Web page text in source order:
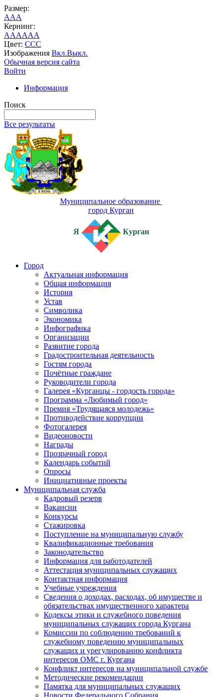
Размер:
AAA
Кернинг:
AAAAAA
Цвет: CCC
Изображения Вкл.Выкл.
Обычная версия сайта
Войти
Информация
Поиск
Все результаты
Муниципальное образование
город Курган
Я Курган
Город
Актуальная информация
Общая информация
История
Устав
Символика
Экономика
Инфографика
Организации
Развитие города
Градостроительная деятельность
Гостям города
Почётные граждане
Руководители города
Галерея «Курганцы - гордость города»
Программа «Любимый город»
Премия «Трудящаяся молодежь»
Противодействие коррупции
Фотогалерея
Видеоновости
Награды
Прозрачный город
Календарь событий
Опросы
Инициативные проекты
Муниципальная служба
Кадровый резерв
Вакансии
Конкурсы
Стажировка
Поступление на муниципальную службу
Квалификационные требования
Законодательство
Информация для работодателей
Аттестация муниципальных служащих
Контактная информация
Учебные учреждения
Сведения о доходах, расходах, об имуществе и
обязательствах имущественного характера
Кодексы этики и служебного поведения
муниципальных служащих города Кургана
Комиссии по соблюдению требований к
служебному поведению муниципальных
служащих и урегулированию конфликта
интересов ОМС г. Кургана
Конфликт интересов на муниципальной службе
Методические рекомендации
Памятка для муниципальных служащих
Новости Федерального Cобрания